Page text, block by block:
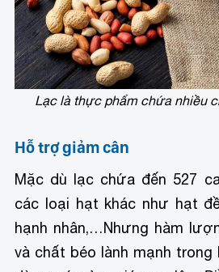
Lạc là thực phẩm chứa nhiều
Hỗ trợgiảm cân
Mặc dù lạc chứa đến 527
các loại hạt khác như hạt
hạnh nhân,…Nhưng hàm
và chất béo lành mạnh